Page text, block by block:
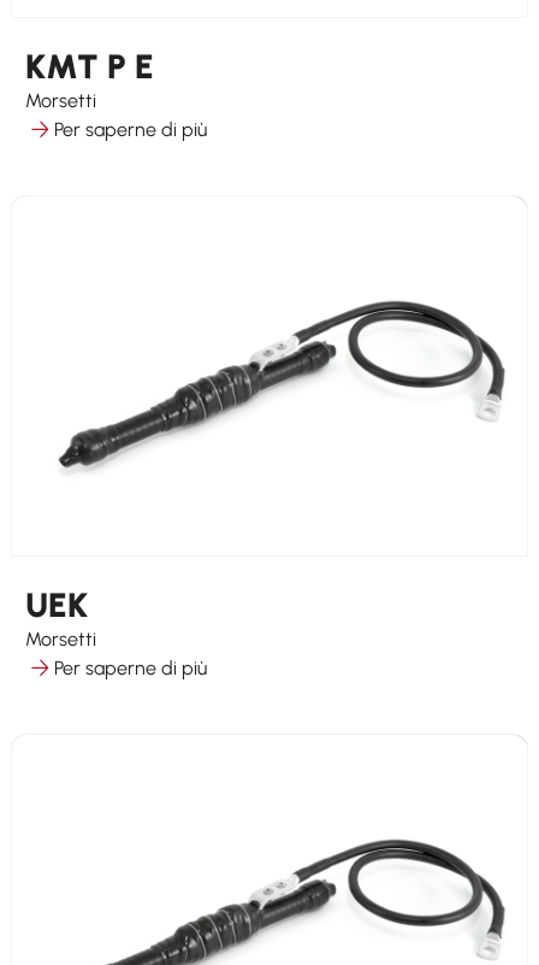
KMT P E
Morsetti
Per saperne di più
UEK
Morsetti
Per saperne di più